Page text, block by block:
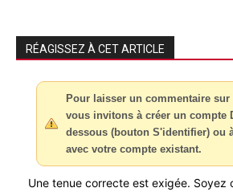
RÉAGISSEZ À CET ARTICLE
Pour laisser un commentaire
vous invitons à créer un compte
dessous (bouton S'identifier) ou
avec votre compte existant.
Une tenue correcte est exigée. Soyez